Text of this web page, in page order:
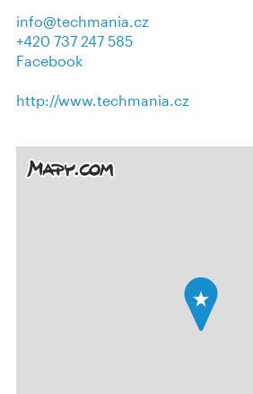
info@techmania.cz
+420 737 247 585
Facebook
http://www.techmania.cz